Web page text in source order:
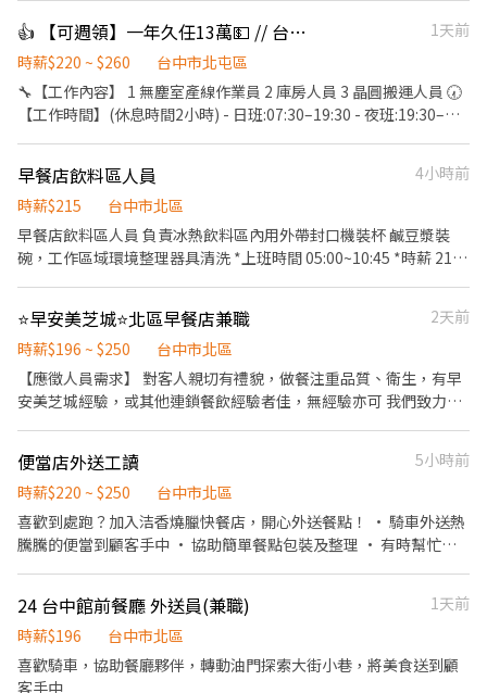
束營業前，統計銷售情形、盤點貨品存量及撰寫當日業務報表。
👍 【可週領】一年久任13萬💵 // 台中半導體大廠🥰
1天前
時薪$220 ~ $260
台中市北屯區
🔧【工作內容】 1 無塵室產線作業員 2 庫房人員 3 晶圓搬運人員 🕢
【工作時間】(休息時間2小時) - 日班:07:30–19:30 - 夜班:19:30–
5-10公斤；可接受穿全套無塵服 【休假制度】- 做4休3 【發薪制
度】-每月10號，遇假日順延至下一個工作日 【超狂福利】 -支援 #
週領、#預支 -留任獎金依班別及久任條件可領8-13萬 -每季還有 0.5
個月核定獎金。 -🚗免費 提供免費交通車。 -【廠區地點】-台中市
鐘完成，快速安排送審）： 👉https://reurl.cc/R2p0LG 🔒 【隱私防
線】個資僅供廠商審核，敏感欄位（身分證/詳細地址）錄取前皆可
先不填！ ➋加入留言： 👉https://lin.ee/OBnhVN5 私訊留下 ⌜姓名
+電話 +應徵半導體大廠」💥
早餐店飲料區人員
4小時前
時薪$215
台中市北區
早餐店飲料區人員 負責冰熱飲料區內用外帶封口機裝杯 鹹豆漿裝
碗，工作區域環境整理器具清洗 *上班時間 05:00~10:45 *時薪 215
⭐️早安美芝城⭐北區早餐店兼職
2天前
時薪$196 ~ $250
台中市北區
【應徵人員需求】 對客人親切有禮貌，做餐注重品質、衛生，有早
安美芝城經驗，或其他連鎖餐飲經驗者佳，無經驗亦可 我們致力提
金、就業保險、職災保險、加班費、免費供餐 【工作時間】 6:00-
13:30（這區間排3-7小時），需能配合彈性排班 週一店休 週二到週
日都能配合排班者佳
便當店外送工讀
5小時前
時薪$220 ~ $250
台中市北區
喜歡到處跑？加入洁香燒臘快餐店，開心外送餐點！ • 騎車外送熱
騰騰的便當到顧客手中 • 協助簡單餐點包裝及整理 • 有時幫忙店
成長 不怕沒經驗，團隊會一步步帶你認識外送工作，歡迎加入我
們！
24 台中館前餐廳 外送員(兼職)
1天前
時薪$196
台中市北區
喜歡騎車，協助餐廳夥伴，轉動油門探索大街小巷，將美食送到顧
客手中